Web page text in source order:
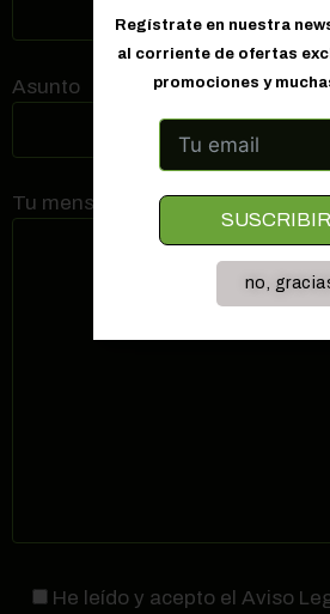
Asunto
Tu mensaje
He leído y acepto el Aviso
Regístrate en nuestra
al corriente de ofertas
promociones y
Correo electrónico
no,